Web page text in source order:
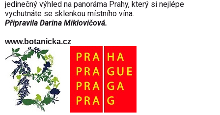
jedinečný výhled na panoráma Prahy, který si nejlépe
vychutnáte se sklenkou místního vína.
Připravila Darina Miklovičová.
www.botanicka.cz